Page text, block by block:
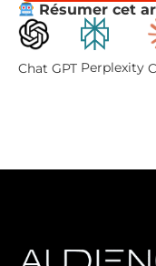
Résumer cet
Chat GPT Perplexity